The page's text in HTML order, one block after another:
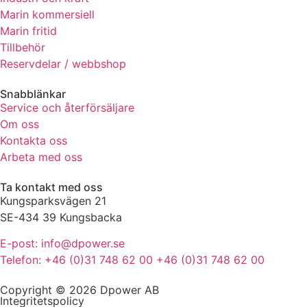
Marin kommersiell
Marin fritid
Tillbehör
Reservdelar / webbshop
Snabblänkar
Service och återförsäljare
Om oss
Kontakta oss
Arbeta med oss
Ta kontakt med oss
Kungsparksvägen 21
SE-434 39 Kungsbacka
E-post: info@dpower.se
Telefon: +46 (0)31 748 62 00 +46 (0)31 748 62 00
Copyright © 2026 Dpower AB
Integritetspolicy